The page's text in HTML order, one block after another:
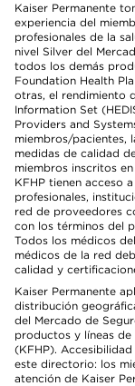
Kaiser Permanente
experiencia del
profesionales de la
nivel Silver del
todos los demás
Foundation Health
otras, el rendimiento
Information Set
Providers and
miembros/pacientes,
medidas de calidad
miembros inscritos
KFHP tienen acceso
profesionales,
red de proveedores
con los términos del
Todos los médicos
médicos de la red
calidad y
Kaiser Permanente
distribución
del Mercado de
productos y líneas
(KFHP).
este directorio: los
atención de Kaiser